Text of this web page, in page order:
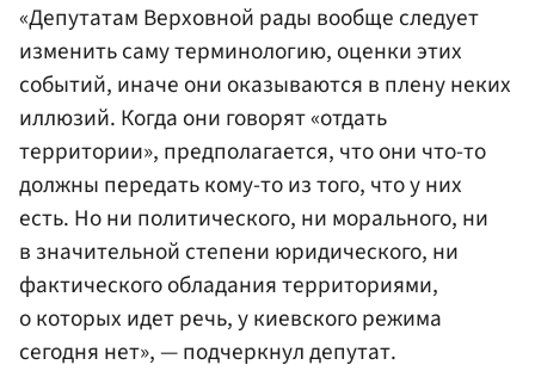
«Депутатам Верховной рады вообще следует
изменить саму терминологию, оценки этих
событий, иначе они оказываются в плену неких
иллюзий. Когда они говорят «отдать
территории», предполагается, что они что-то
должны передать кому-то из того, что у них
есть. Но ни политического, ни морального, ни
в значительной степени юридического, ни
фактического обладания территориями,
о которых идет речь, у киевского режима
сегодня нет», — подчеркнул депутат.